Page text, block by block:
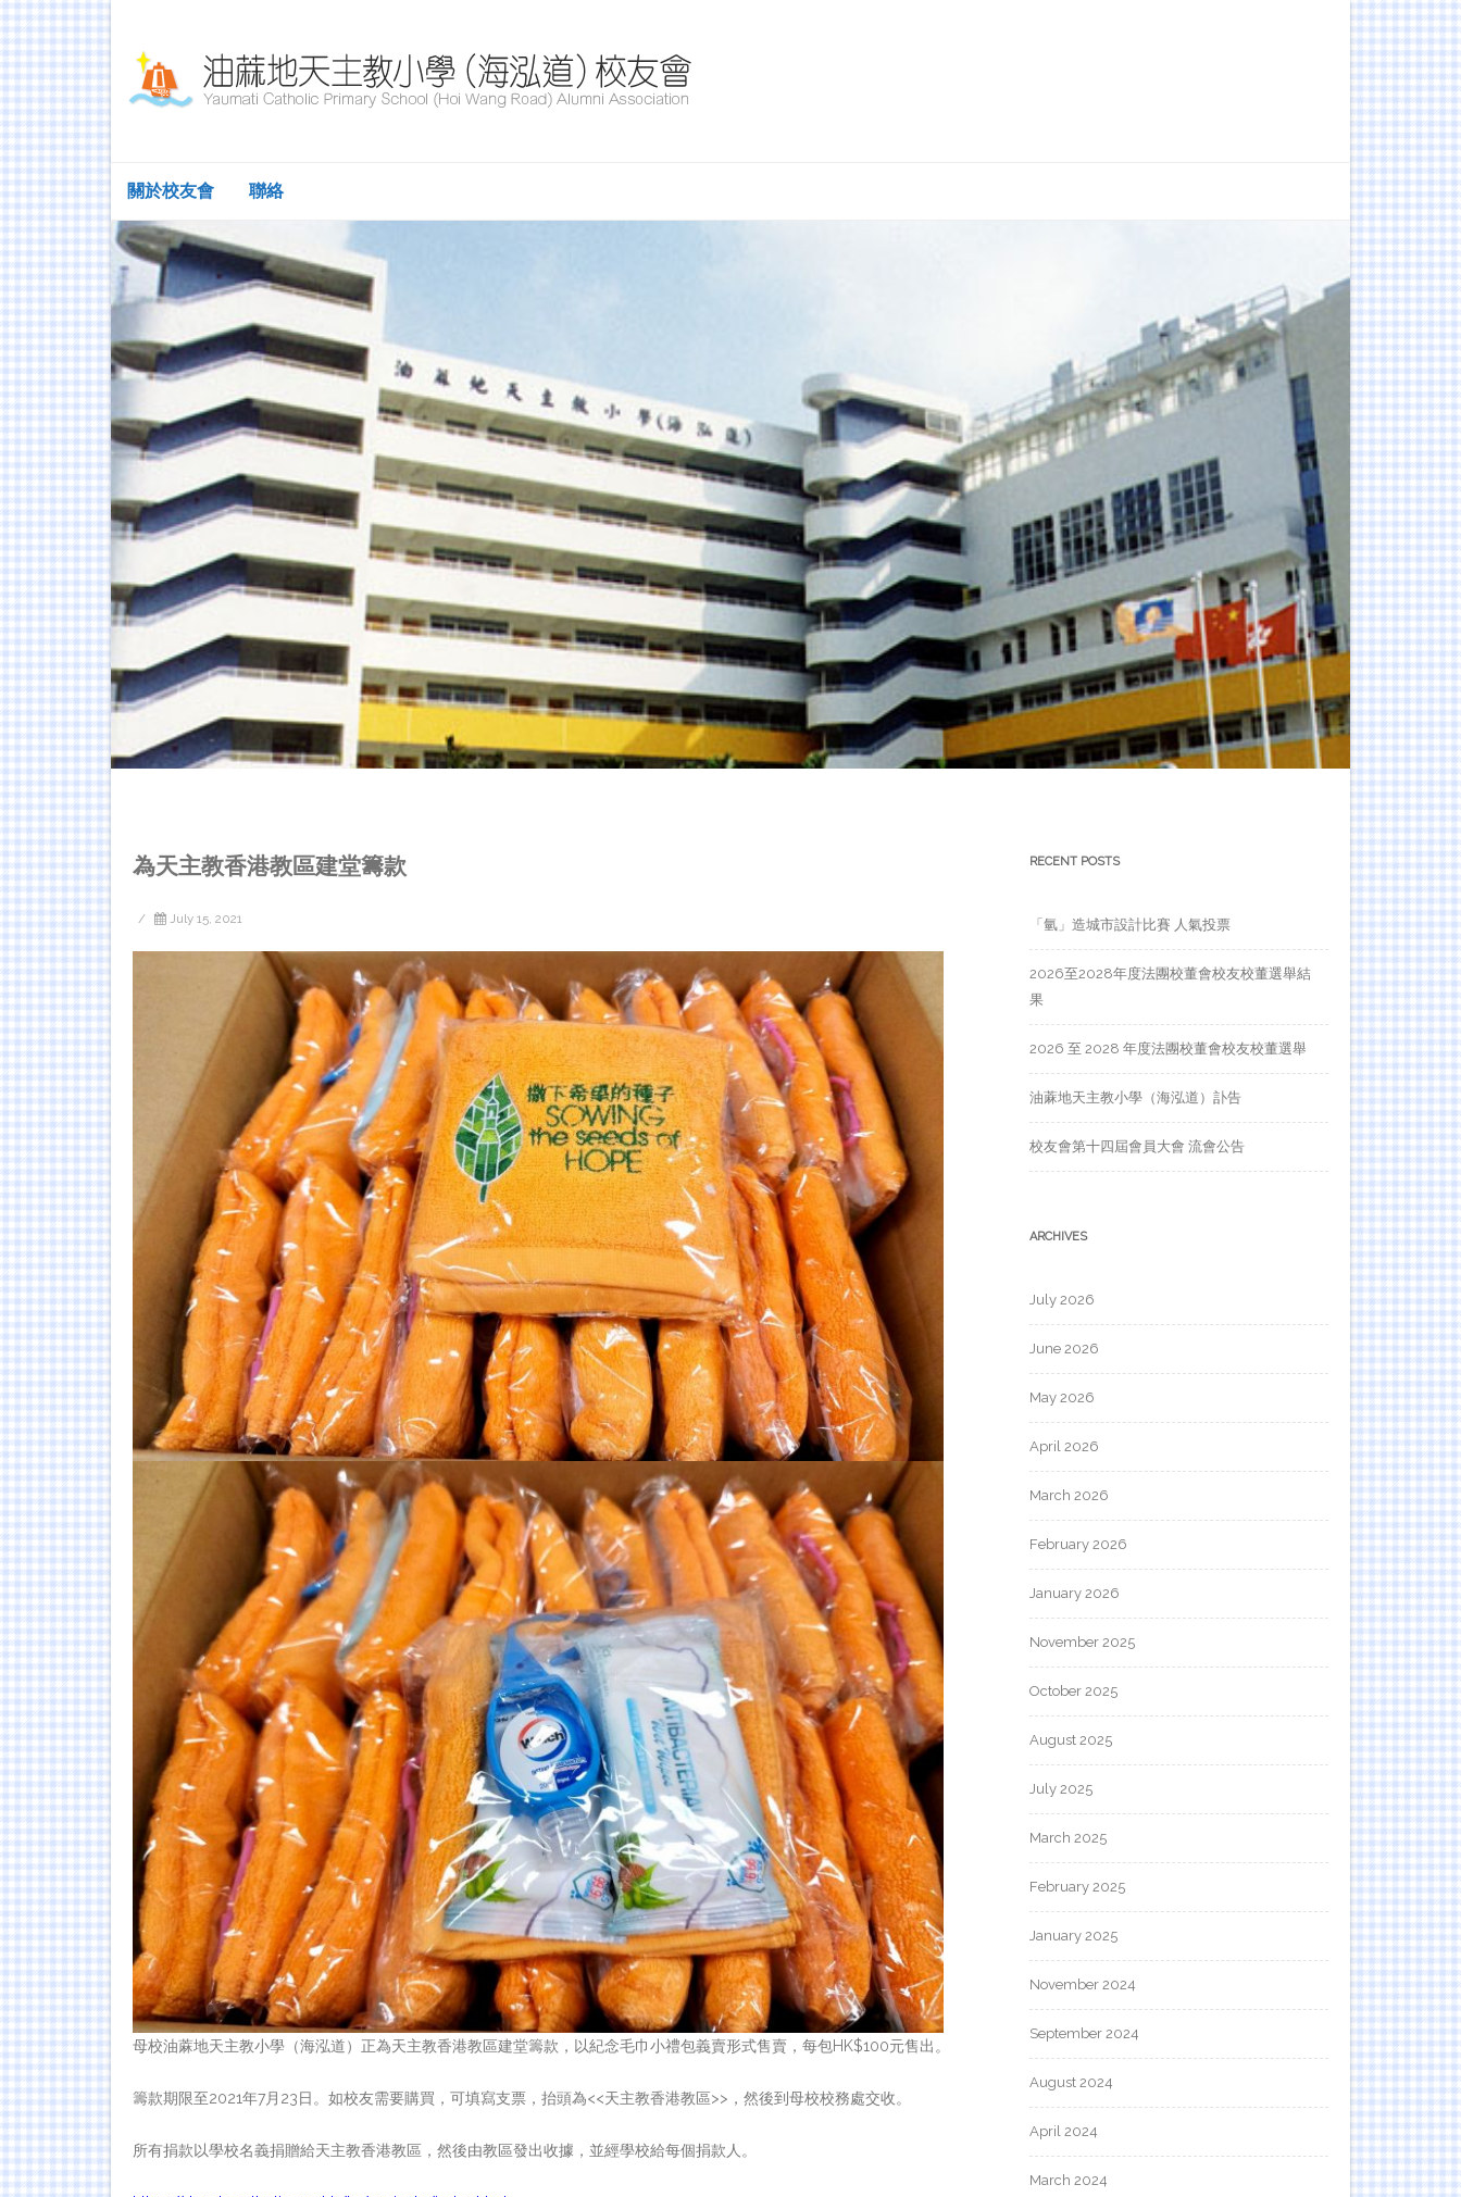
關於校友會 聯絡
為天主教香港教區建堂籌款
/ July 15, 2021
母校油蔴地天主教小學（海泓道）正為天主教香港教區建堂籌款，以紀念毛巾小禮包義賣形式售賣，每包HK$100元售出。
籌款期限至2021年7月23日。如校友需要購買，可填寫支票，抬頭為<<天主教香港教區>>，然後到母校校務處交收。
所有捐款以學校名義捐贈給天主教香港教區，然後由教區發出收據，並經學校給每個捐款人。
RECENT POSTS
「氫」造城市設計比賽 人氣投票
2026至2028年度法團校董會校友校董選舉結
果
2026 至 2028 年度法團校董會校友校董選舉
油蔴地天主教小學（海泓道）訃告
校友會第十四屆會員大會 流會公告
ARCHIVES
July 2026
June 2026
May 2026
April 2026
March 2026
February 2026
January 2026
November 2025
October 2025
August 2025
July 2025
March 2025
February 2025
January 2025
November 2024
September 2024
August 2024
April 2024
March 2024